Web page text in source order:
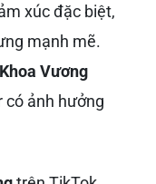
xúc đặc biệt,
mạnh mẽ.
Khoa Vương
có ảnh hưởng